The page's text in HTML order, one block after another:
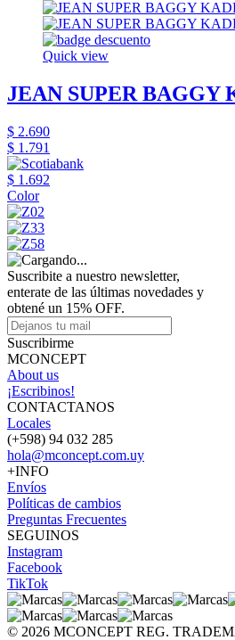
Quick view
JEAN SUPER BAGGY
$ 2.690
$ 1.791
$ 1.692
Color
Suscribite a nuestro newsletter,
enterate de las últimas novedades y
obtené un 15% OFF.
Suscribirme
MCONCEPT
About us
¡Escribinos!
CONTACTANOS
Locales
(+598) 94 032 285
hola@mconcept.com.uy
+INFO
Envíos
Políticas de cambios
Preguntas Frecuentes
SEGUINOS
Instagram
Facebook
TikTok
© 2026 MCONCEPT REG.